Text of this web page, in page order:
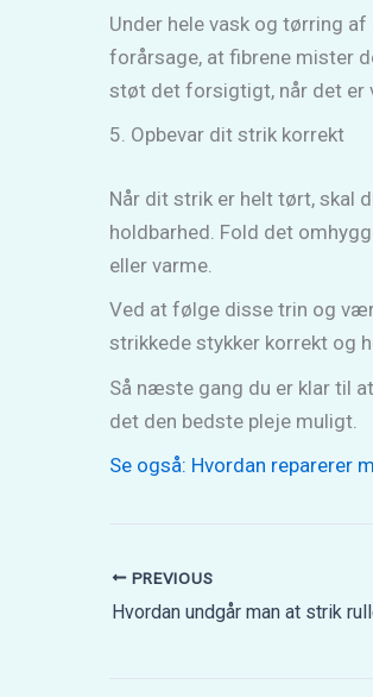
Under hele vask og tørring
forårsage, at fibrene mister
støt det forsigtigt, når det er
5. Opbevar dit strik korrekt
Når dit strik er helt tørt, skal
holdbarhed. Fold det
eller varme.
Ved at følge disse trin og
strikkede stykker korrekt og
Så næste gang du er klar til
det den bedste pleje muligt.
Se også: Hvordan reparerer
PREVIOUS
Hvordan undgår man at strik